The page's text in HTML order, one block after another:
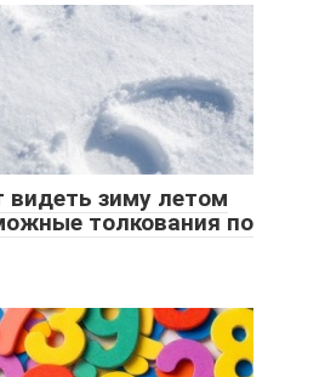
видеть зиму летом
толкования по